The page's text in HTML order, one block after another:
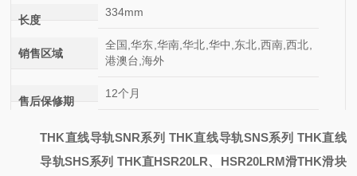
长度
334mm
销售区域
全国,华东,华南,华北,华中,东北,西南,西北,
港澳台,海外
售后保修期
12个月
THK直线导轨SNR系列 THK直线导轨SNS系列 THK直线
导轨SHS系列 THK直HSR20LR、HSR20LRM滑THK滑块